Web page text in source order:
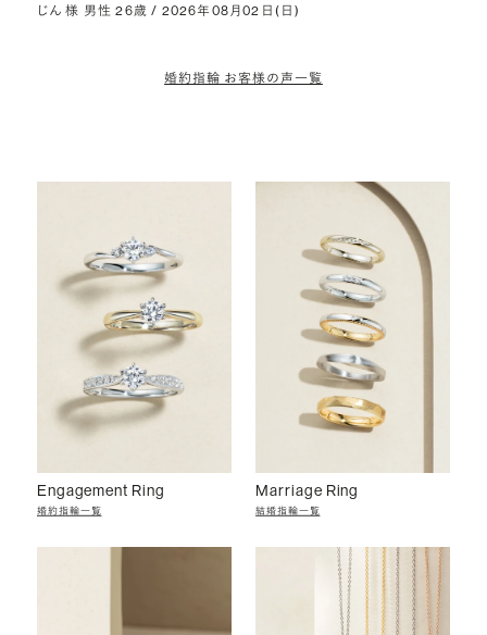
じん 様 男性 26歳 / 2026年08月02日(日)
婚約指輪 お客様の声一覧
Engagement Ring
婚約指輪一覧
Marriage Ring
結婚指輪一覧